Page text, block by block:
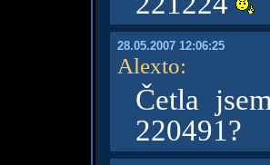
28.05.2007 12:06:25
Alexto:
Četla
220491?